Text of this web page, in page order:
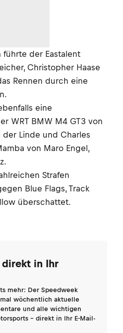
führte der Eastalent
Christopher Haase
Rennen durch eine
eine
WRT BMW M4 GT3 von
der Linde und Charles
von Maro Engel,
Strafen
Blue Flags, Track
überschattet.
in Ihr
mehr: Der Speedweek
wöchentlich aktuelle
und alle wichtigen
- direkt in Ihr E-Mail-